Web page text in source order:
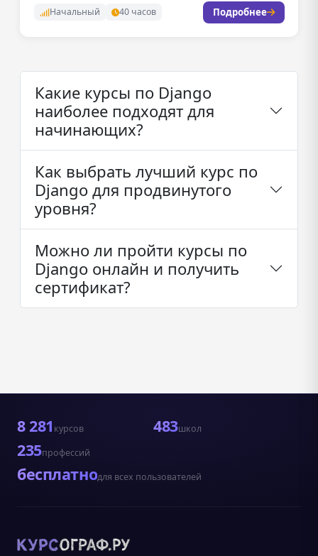
Начальный 40 часов Подробнее
Какие курсы по Django
наиболее подходят для
начинающих?
Как выбрать лучший курс по
Django для продвинутого
уровня?
Можно ли пройти курсы по
Django онлайн и получить
сертификат?
8 281 курсов 483школ
235профессий
бесплатнодля всех пользователей